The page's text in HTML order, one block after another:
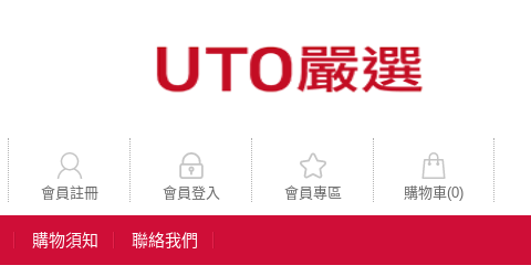
會員註冊 會員登入 會員專區 購物車(0)
購物須知 聯絡我們